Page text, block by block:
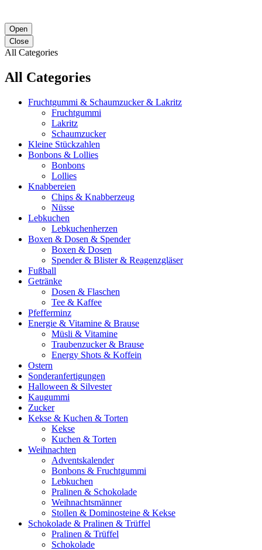
Open
Close
All Categories
All Categories
Fruchtgummi & Schaumzucker & Lakritz
Fruchtgummi
Lakritz
Schaumzucker
Kleine Stückzahlen
Bonbons & Lollies
Bonbons
Lollies
Knabbereien
Chips & Knabberzeug
Nüsse
Lebkuchen
Lebkuchenherzen
Boxen & Dosen & Spender
Boxen & Dosen
Spender & Blister & Reagenzgläser
Fußball
Getränke
Dosen & Flaschen
Tee & Kaffee
Pfefferminz
Energie & Vitamine & Brause
Müsli & Vitamine
Traubenzucker & Brause
Energy Shots & Koffein
Ostern
Sonderanfertigungen
Halloween & Silvester
Kaugummi
Zucker
Kekse & Kuchen & Torten
Kekse
Kuchen & Torten
Weihnachten
Adventskalender
Bonbons & Fruchtgummi
Lebkuchen
Pralinen & Schokolade
Weihnachtsmänner
Stollen & Dominosteine & Kekse
Schokolade & Pralinen & Trüffel
Pralinen & Trüffel
Schokolade